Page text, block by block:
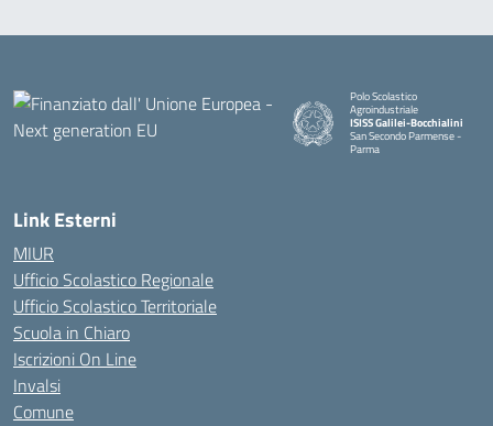
Polo Scolastico
Agroindustriale
ISISS Galilei-Bocchialini
San Secondo Parmense -
Parma
Link Esterni
MIUR
Ufficio Scolastico Regionale
Ufficio Scolastico Territoriale
Scuola in Chiaro
Iscrizioni On Line
Invalsi
Comune